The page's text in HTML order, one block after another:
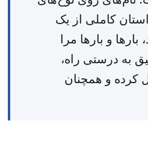
کاملی از یک
و بارها مرا
به درستی راه،
کرده و همچنان